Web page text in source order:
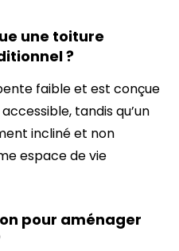
une toiture
?
faible et est conçue
tandis qu’un
incliné et non
espace de vie
pour aménager